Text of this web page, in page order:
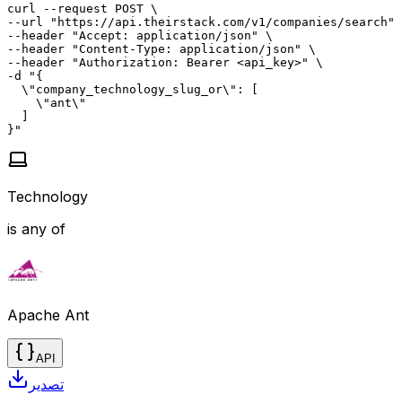
curl --request POST \
--url "https://api.theirstack.com/v1/companies/search"
--header "Accept: application/json" \
--header "Content-Type: application/json" \
--header "Authorization: Bearer <api_key>" \
-d "{
  \"company_technology_slug_or\": [
    \"ant\"
  ]
}"
Technology
is any of
Apache Ant
API
تصدير